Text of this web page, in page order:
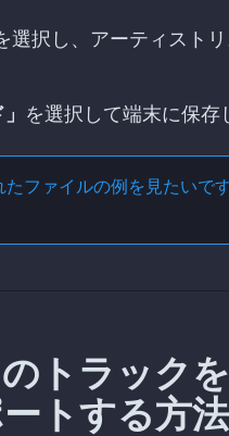
選択し、アーティスト
を選択して端末に保存
ファイルの例を見たいで
トラック
トする方法